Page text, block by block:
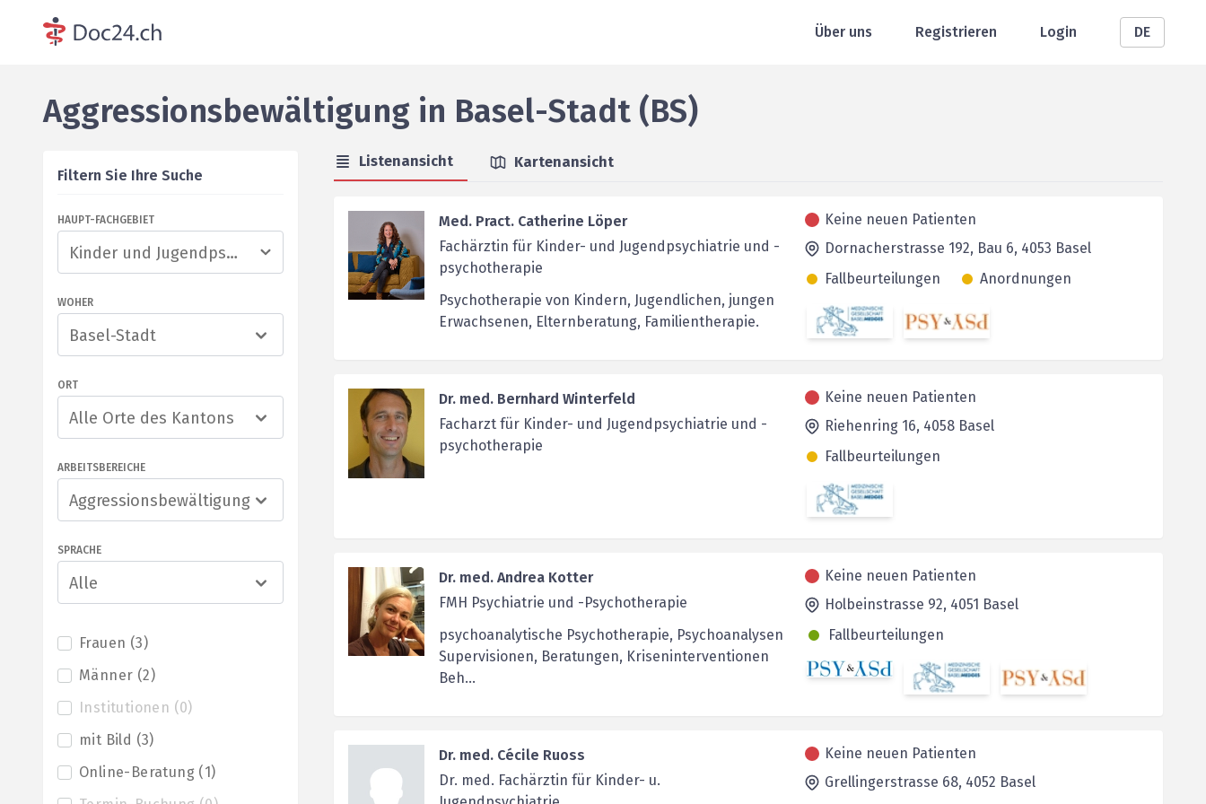
Über uns Registrieren Login DE
Aggressionsbewältigung in Basel-Stadt (BS)
Filtern Sie Ihre Suche
HAUPT-FACHGEBIET
WOHER
Basel-Stadt
ORT
Alle Orte des Kantons
ARBEITSBEREICHE
Aggressionsbewältigung
SPRACHE
Alle
Frauen (3)
Männer (2)
Institutionen (0)
mit Bild (3)
Online-Beratung (1)
Listenansicht Kartenansicht
Med. Pract. Catherine Löper
Fachärztin für Kinder- und Jugendpsychiatrie und -
psychotherapie
Psychotherapie von Kindern, Jugendlichen, jungen
Erwachsenen, Elternberatung, Familientherapie.
Keine neuen Patienten
Dornacherstrasse 192, Bau 6, 4053 Basel
Fallbeurteilungen
Anordnungen
Dr. med. Bernhard Winterfeld
Facharzt für Kinder- und Jugendpsychiatrie und -
psychotherapie
Keine neuen Patienten
Riehenring 16, 4058 Basel
Fallbeurteilungen
Dr. med. Andrea Kotter
FMH Psychiatrie und -Psychotherapie
psychoanalytische Psychotherapie, Psychoanalysen
Supervisionen, Beratungen, Kriseninterventionen
Beh...
Keine neuen Patienten
Holbeinstrasse 92, 4051 Basel
Fallbeurteilungen
Dr. med. Cécile Ruoss
Dr. med. Fachärztin für Kinder- u.
Keine neuen Patienten
Grellingerstrasse 68, 4052 Basel